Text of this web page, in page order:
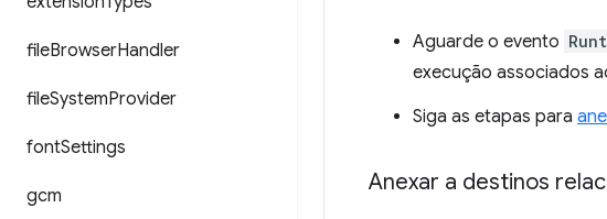
fileBrowserHandler
fileSystemProvider
fontSettings
gcm
Aguarde o evento
execução associados
Siga as etapas para
Anexar a destinos